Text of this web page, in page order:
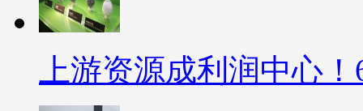
上游资源成利润中心